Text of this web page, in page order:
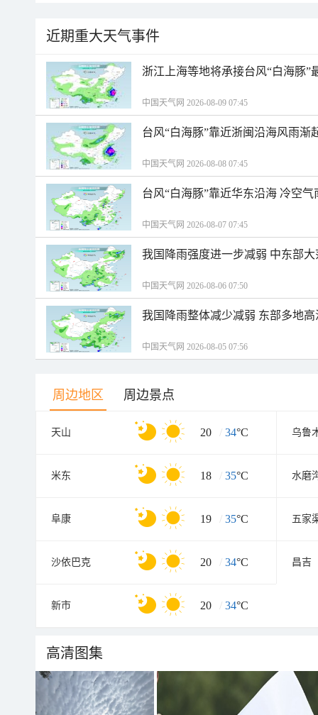
近期重大天气事件
浙江上海等地将承接台风“白海豚”
中国天气网 2026-08-09 07:45
台风“白海豚”靠近浙闽沿海风雨渐
中国天气网 2026-08-08 07:45
台风“白海豚”靠近华东沿海 冷空
中国天气网 2026-08-07 07:45
我国降雨强度进一步减弱 中东部
中国天气网 2026-08-06 07:50
我国降雨整体减少减弱 东部多地
中国天气网 2026-08-05 07:56
周边地区 周边景点
天山 20 / 34°C 乌鲁
米东 18 / 35°C 水磨
阜康 19 / 35°C 五家
沙依巴克 20 / 34°C 昌吉
新市 20 / 34°C
高清图集